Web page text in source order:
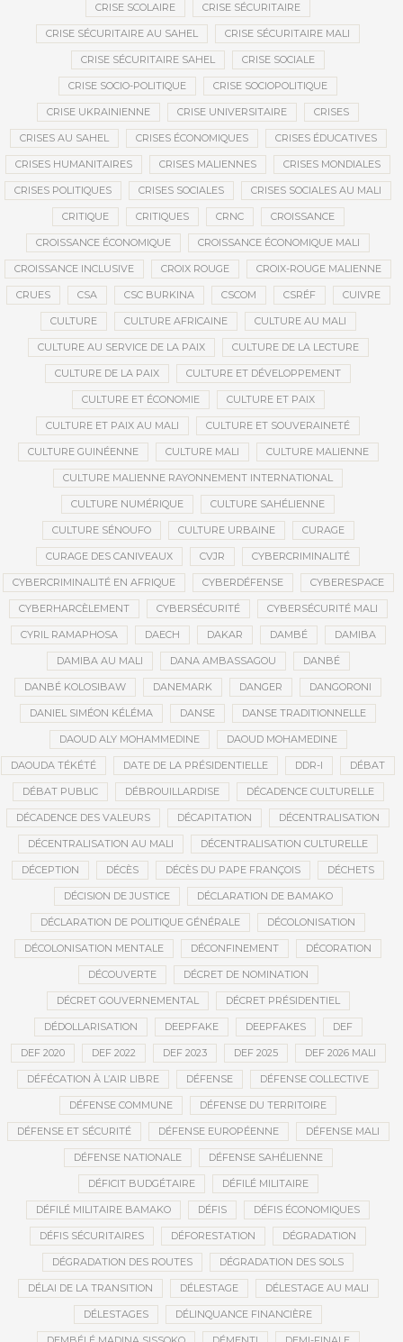
CRISE SCOLAIRE CRISE SÉCURITAIRE
CRISE SÉCURITAIRE AU SAHEL CRISE SÉCURITAIRE MALI
CRISE SÉCURITAIRE SAHEL CRISE SOCIALE
CRISE SOCIO-POLITIQUE CRISE SOCIOPOLITIQUE
CRISE UKRAINIENNE CRISE UNIVERSITAIRE CRISES
CRISES AU SAHEL CRISES ÉCONOMIQUES CRISES ÉDUCATIVES
CRISES HUMANITAIRES CRISES MALIENNES CRISES MONDIALES
CRISES POLITIQUES CRISES SOCIALES CRISES SOCIALES AU MALI
CRITIQUE CRITIQUES CRNC CROISSANCE
CROISSANCE ÉCONOMIQUE CROISSANCE ÉCONOMIQUE MALI
CROISSANCE INCLUSIVE CROIX ROUGE CROIX-ROUGE MALIENNE
CRUES CSA CSC BURKINA CSCOM CSRÉF CUIVRE
CULTURE CULTURE AFRICAINE CULTURE AU MALI
CULTURE AU SERVICE DE LA PAIX CULTURE DE LA LECTURE
CULTURE DE LA PAIX CULTURE ET DÉVELOPPEMENT
CULTURE ET ÉCONOMIE CULTURE ET PAIX
CULTURE ET PAIX AU MALI CULTURE ET SOUVERAINETÉ
CULTURE GUINÉENNE CULTURE MALI CULTURE MALIENNE
CULTURE MALIENNE RAYONNEMENT INTERNATIONAL
CULTURE NUMÉRIQUE CULTURE SAHÉLIENNE
CULTURE SÉNOUFO CULTURE URBAINE CURAGE
CURAGE DES CANIVEAUX CVJR CYBERCRIMINALITÉ
CYBERCRIMINALITÉ EN AFRIQUE CYBERDÉFENSE CYBERESPACE
CYBERHARCÈLEMENT CYBERSÉCURITÉ CYBERSÉCURITÉ MALI
CYRIL RAMAPHOSA DAECH DAKAR DAMBÉ DAMIBA
DAMIBA AU MALI DANA AMBASSAGOU DANBÉ
DANBÉ KOLOSIBAW DANEMARK DANGER DANGORONI
DANIEL SIMÉON KÉLÉMA DANSE DANSE TRADITIONNELLE
DAOUD ALY MOHAMMEDINE DAOUD MOHAMEDINE
DAOUDA TÉKÉTÉ DATE DE LA PRÉSIDENTIELLE DDR-I DÉBAT
DÉBAT PUBLIC DÉBROUILLARDISE DÉCADENCE CULTURELLE
DÉCADENCE DES VALEURS DÉCAPITATION DÉCENTRALISATION
DÉCENTRALISATION AU MALI DÉCENTRALISATION CULTURELLE
DÉCEPTION DÉCÈS DÉCÈS DU PAPE FRANÇOIS DÉCHETS
DÉCISION DE JUSTICE DÉCLARATION DE BAMAKO
DÉCLARATION DE POLITIQUE GÉNÉRALE DÉCOLONISATION
DÉCOLONISATION MENTALE DÉCONFINEMENT DÉCORATION
DÉCOUVERTE DÉCRET DE NOMINATION
DÉCRET GOUVERNEMENTAL DÉCRET PRÉSIDENTIEL
DÉDOLLARISATION DEEPFAKE DEEPFAKES DEF
DEF 2020 DEF 2022 DEF 2023 DEF 2025 DEF 2026 MALI
DÉFÉCATION À L’AIR LIBRE DÉFENSE DÉFENSE COLLECTIVE
DÉFENSE COMMUNE DÉFENSE DU TERRITOIRE
DÉFENSE ET SÉCURITÉ DÉFENSE EUROPÉENNE DÉFENSE MALI
DÉFENSE NATIONALE DÉFENSE SAHÉLIENNE
DÉFICIT BUDGÉTAIRE DÉFILÉ MILITAIRE
DÉFILÉ MILITAIRE BAMAKO DÉFIS DÉFIS ÉCONOMIQUES
DÉFIS SÉCURITAIRES DÉFORESTATION DÉGRADATION
DÉGRADATION DES ROUTES DÉGRADATION DES SOLS
DÉLAI DE LA TRANSITION DÉLESTAGE DÉLESTAGE AU MALI
DÉLESTAGES DÉLINQUANCE FINANCIÈRE